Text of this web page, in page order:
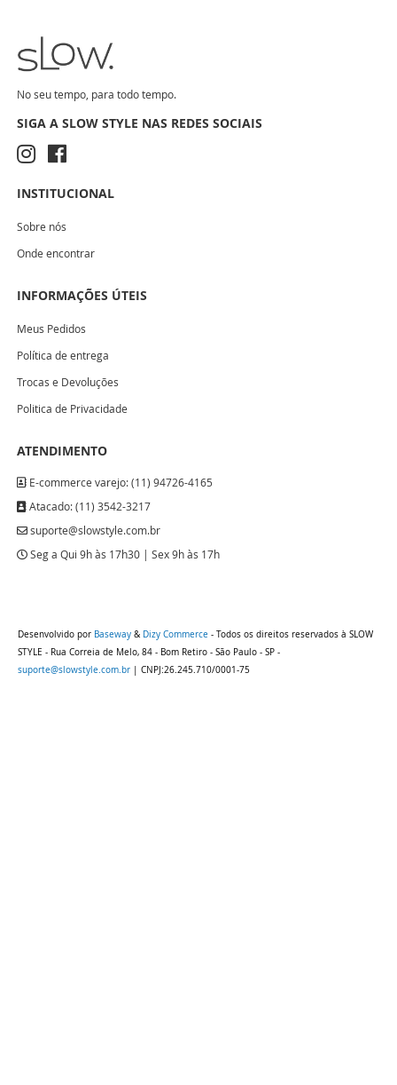
No seu tempo, para todo tempo.
SIGA A SLOW STYLE NAS REDES SOCIAIS
INSTITUCIONAL
Sobre nós
Onde encontrar
INFORMAÇÕES ÚTEIS
Meus Pedidos
Política de entrega
Trocas e Devoluções
Politica de Privacidade
ATENDIMENTO
E-commerce varejo: (11) 94726-4165
Atacado: (11) 3542-3217
suporte@slowstyle.com.br
Seg a Qui 9h às 17h30 | Sex 9h às 17h
Desenvolvido por Baseway & Dizy Commerce - Todos os direitos reservados à SLOW
STYLE - Rua Correia de Melo, 84 - Bom Retiro - São Paulo - SP -
suporte@slowstyle.com.br | CNPJ:26.245.710/0001-75